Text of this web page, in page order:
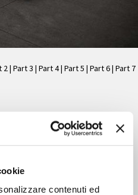
contenuti ed
2 | Part 3 | Part 4| Part 5 | Part 6| Part 7